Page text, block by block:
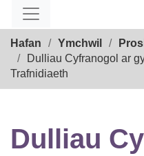
Hafan Ymchwil
Dulliau Cyfranogol ar
Trafnidiaeth
Dulliau